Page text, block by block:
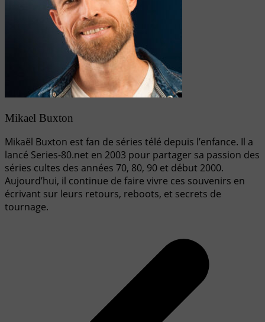
Mikael Buxton
Mikaël Buxton est fan de séries télé depuis l’enfance. Il a
lancé Series-80.net en 2003 pour partager sa passion des
séries cultes des années 70, 80, 90 et début 2000.
Aujourd’hui, il continue de faire vivre ces souvenirs en
écrivant sur leurs retours, reboots, et secrets de
tournage.